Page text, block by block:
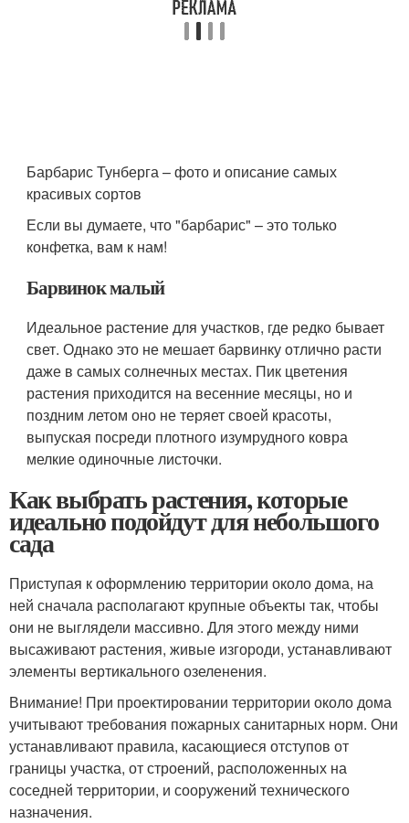
Барбарис Тунберга – фото и описание самых
красивых сортов
Если вы думаете, что "барбарис" – это только
конфетка, вам к нам!
Барвинок малый
Идеальное растение для участков, где редко бывает
свет. Однако это не мешает барвинку отлично расти
даже в самых солнечных местах. Пик цветения
растения приходится на весенние месяцы, но и
поздним летом оно не теряет своей красоты,
выпуская посреди плотного изумрудного ковра
мелкие одиночные листочки.
Как выбрать растения, которые
идеально подойдут для небольшого
сада
Приступая к оформлению территории около дома, на
ней сначала располагают крупные объекты так, чтобы
они не выглядели массивно. Для этого между ними
высаживают растения, живые изгороди, устанавливают
элементы вертикального озеленения.
Внимание! При проектировании территории около дома
учитывают требования пожарных санитарных норм. Они
устанавливают правила, касающиеся отступов от
границы участка, от строений, расположенных на
соседней территории, и сооружений технического
назначения.